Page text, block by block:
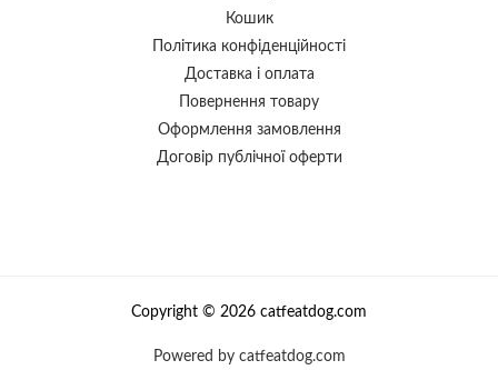
Кошик
Політика конфіденційності
Доставка і оплата
Повернення товару
Оформлення замовлення
Договір публічної оферти
Copyright © 2026 catfeatdog.com
Powered by catfeatdog.com